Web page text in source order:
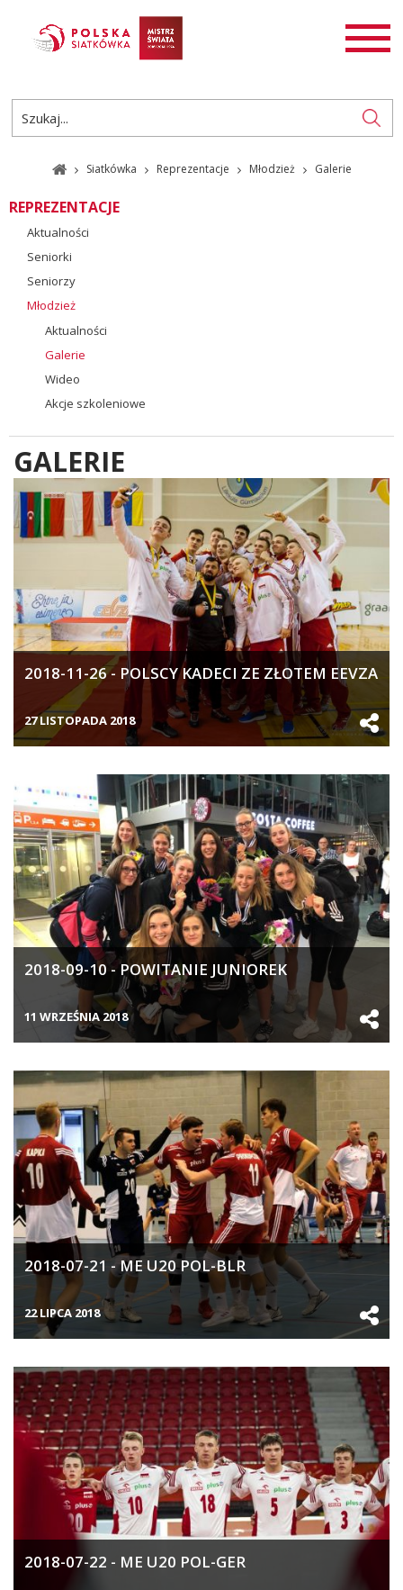
AKTUALNOŚCI
ROZGRYWKI
PL EN
Siatkówka Reprezentacje Młodzież Galerie
REPREZENTACJE
Aktualności
Seniorki
Seniorzy
Młodzież
Aktualności
Galerie
Wideo
Akcje szkoleniowe
GALERIE
2018-11-26 - POLSCY KADECI ZE ZŁOTEM EEVZA
27 LISTOPADA 2018
2018-09-10 - POWITANIE JUNIOREK
11 WRZEŚNIA 2018
2018-07-21 - ME U20 POL-BLR
22 LIPCA 2018
2018-07-22 - ME U20 POL-GER